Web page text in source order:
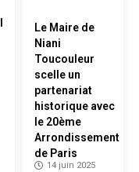
Le Maire de
Niani
Toucouleur
scelle un
partenariat
historique avec
le 20ème
Arrondissement
de Paris
14 juin 2025